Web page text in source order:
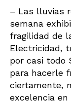
– Las lluvias
semana
fragilidad de
Electricidad,
por casi todo
para hacerle
ciertamente,
excelencia